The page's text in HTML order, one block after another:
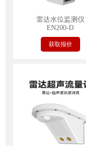
雷达水位监测仪
EN200-D
获取报价